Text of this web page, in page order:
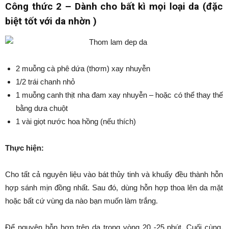
Công thức 2 – Dành cho bất kì mọi loại da (đặc
biệt tốt với da nhờn )
2 muỗng cà phê dứa (thơm) xay nhuyễn
1/2 trái chanh nhỏ
1 muỗng canh thịt nha đam xay nhuyễn – hoặc có thể thay thế
bằng dưa chuột
1 vài giọt nước hoa hồng (nếu thích)
Thực hiện:
Cho tất cả nguyên liệu vào bát thủy tinh và khuấy đều thành hỗn
hợp sánh mịn đồng nhất. Sau đó, dùng hỗn hợp thoa lên da mặt
hoặc bất cứ vùng da nào bạn muốn làm trắng.
Để nguyên hỗn hợp trên da trong vòng 20 -25 phút. Cuối cùng,